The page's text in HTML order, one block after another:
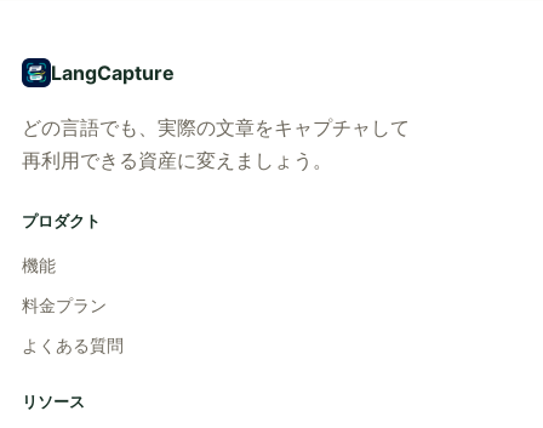
LangCapture
どの言語でも、実際の文章をキャプチャして
再利用できる資産に変えましょう。
プロダクト
機能
料金プラン
よくある質問
リソース